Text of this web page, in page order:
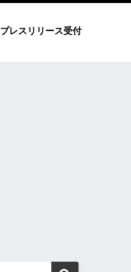
プレスリリース受付